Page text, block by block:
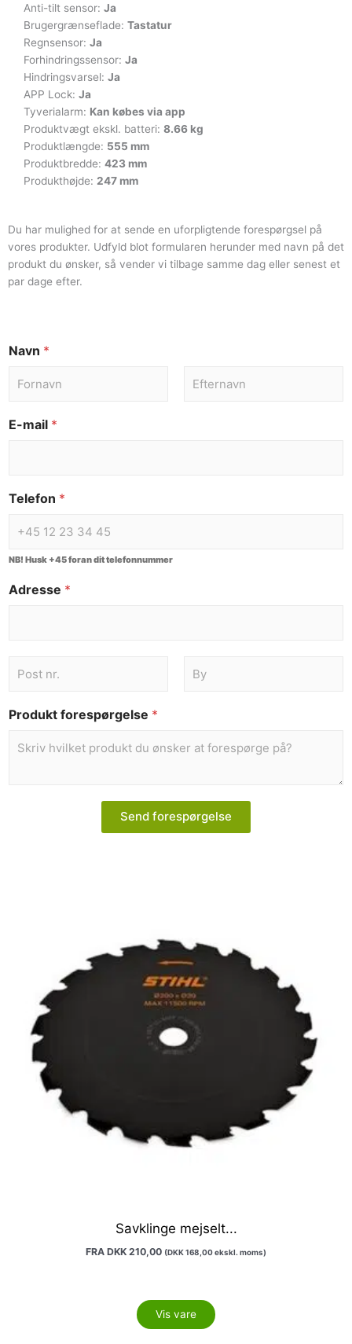
Anti-tilt sensor: Ja
Brugergrænseflade: Tastatur
Regnsensor: Ja
Forhindringssensor: Ja
Hindringsvarsel: Ja
APP Lock: Ja
Tyverialarm: Kan købes via app
Produktvægt ekskl. batteri: 8.66 kg
Produktlængde: 555 mm
Produktbredde: 423 mm
Produkthøjde: 247 mm
Du har mulighed for at sende en uforpligtende forespørgsel på
vores produkter. Udfyld blot formularen herunder med navn på det
produkt du ønsker, så vender vi tilbage samme dag eller senest et
par dage efter.
Navn *
E-mail *
Telefon *
NB! Husk +45 foran dit telefonnummer
Adresse *
Produkt forespørgelse *
Send forespørgelse
Savklinge mejselt...
FRA DKK 210,00 (DKK168,00ekskl. moms)
Vis vare
varianter.
Mulighederne